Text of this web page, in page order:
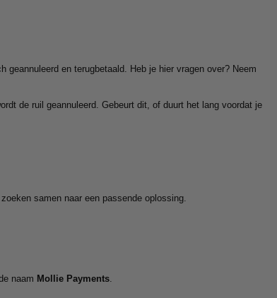
en terugbetaald. Heb je hier vragen over? Neem
de ruil geannuleerd. Gebeurt dit, of duurt het lang voordat je
samen naar een passende oplossing.
naam Mollie Payments.